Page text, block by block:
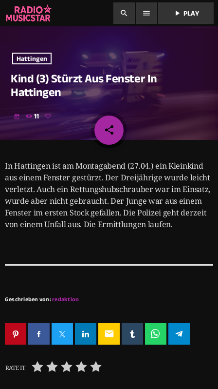
search menu play_arrow PLAY
Hattingen
Kind (3) Stürzt Aus Fenster In
Hattingen
today 11
share
email
In Hattingen ist am Montagabend (27.04.) ein Kleinkind
aus einem Fenster gestürzt. Der Dreijährige wurde leicht
verletzt. Auch ein Rettungshubschrauber war im Einsatz,
wurde aber nicht gebraucht. Der Junge war aus einem
Fenster im ersten Stock gefallen. Die Polizei geht derzeit
von einem Unfall aus. Die Ermittlungen laufen.
Geschrieben von:redaktion
email
RATE IT